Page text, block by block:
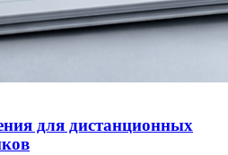
для дистанционных